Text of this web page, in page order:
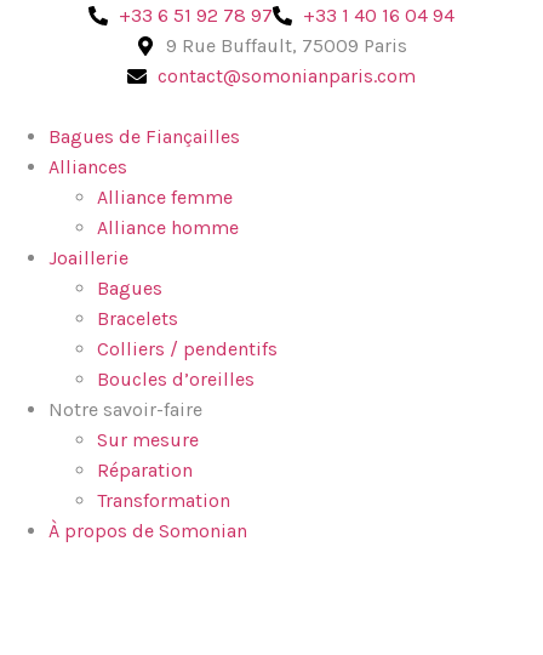
‪+33 6 51 92 78 97‬
+33 1 40 16 04 94
9 Rue Buffault, 75009 Paris
contact@somonianparis.com
Bagues de Fiançailles
Alliances
Alliance femme
Alliance homme
Joaillerie
Bagues
Bracelets
Colliers / pendentifs
Boucles d’oreilles
Notre savoir-faire
Sur mesure
Réparation
Transformation
À propos de Somonian